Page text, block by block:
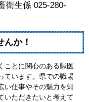
衛生係 025-280-
か！
ことに関心のある獣医
ています。県での職場
い仕事やその魅力を知
いただきたいと考えて